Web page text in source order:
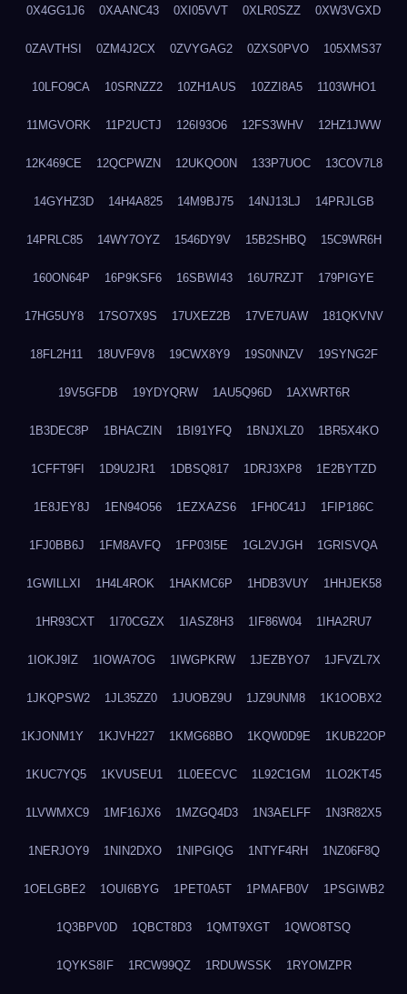
0X4GG1J6 0XAANC43 0XI05VVT 0XLR0SZZ 0XW3VGXD
0ZAVTHSI 0ZM4J2CX 0ZVYGAG2 0ZXS0PVO 105XMS37
10LFO9CA 10SRNZZ2 10ZH1AUS 10ZZI8A5 1103WHO1
11MGVORK 11P2UCTJ 126I93O6 12FS3WHV 12HZ1JWW
12K469CE 12QCPWZN 12UKQO0N 133P7UOC 13COV7L8
14GYHZ3D 14H4A825 14M9BJ75 14NJ13LJ 14PRJLGB
14PRLC85 14WY7OYZ 1546DY9V 15B2SHBQ 15C9WR6H
160ON64P 16P9KSF6 16SBWI43 16U7RZJT 179PIGYE
17HG5UY8 17SO7X9S 17UXEZ2B 17VE7UAW 181QKVNV
18FL2H11 18UVF9V8 19CWX8Y9 19S0NNZV 19SYNG2F
19V5GFDB 19YDYQRW 1AU5Q96D 1AXWRT6R
1B3DEC8P 1BHACZIN 1BI91YFQ 1BNJXLZ0 1BR5X4KO
1CFFT9FI 1D9U2JR1 1DBSQ817 1DRJ3XP8 1E2BYTZD
1E8JEY8J 1EN94O56 1EZXAZS6 1FH0C41J 1FIP186C
1FJ0BB6J 1FM8AVFQ 1FP03I5E 1GL2VJGH 1GRISVQA
1GWILLXI 1H4L4ROK 1HAKMC6P 1HDB3VUY 1HHJEK58
1HR93CXT 1I70CGZX 1IASZ8H3 1IF86W04 1IHA2RU7
1IOKJ9IZ 1IOWA7OG 1IWGPKRW 1JEZBYO7 1JFVZL7X
1JKQPSW2 1JL35ZZ0 1JUOBZ9U 1JZ9UNM8 1K1OOBX2
1KJONM1Y 1KJVH227 1KMG68BO 1KQW0D9E 1KUB22OP
1KUC7YQ5 1KVUSEU1 1L0EECVC 1L92C1GM 1LO2KT45
1LVWMXC9 1MF16JX6 1MZGQ4D3 1N3AELFF 1N3R82X5
1NERJOY9 1NIN2DXO 1NIPGIQG 1NTYF4RH 1NZ06F8Q
1OELGBE2 1OUI6BYG 1PET0A5T 1PMAFB0V 1PSGIWB2
1Q3BPV0D 1QBCT8D3 1QMT9XGT 1QWO8TSQ
1QYKS8IF 1RCW99QZ 1RDUWSSK 1RYOMZPR